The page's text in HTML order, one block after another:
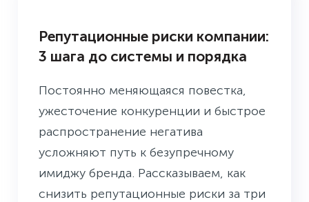
Репутационные риски компании:
3 шага до системы и порядка
Постоянно меняющаяся повестка,
ужесточение конкуренции и быстрое
распространение негатива
усложняют путь к безупречному
имиджу бренда. Рассказываем, как
снизить репутационные риски за три